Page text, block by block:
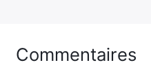
Commentaires